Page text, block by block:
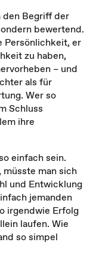
den Begriff der
bewertend.
Persönlichkeit, er
zu haben,
– und
als für
Wer so
Schluss
ihre
einfach sein.
man sich
und Entwicklung
jemanden
irgendwie Erfolg
laufen. Wie
so simpel